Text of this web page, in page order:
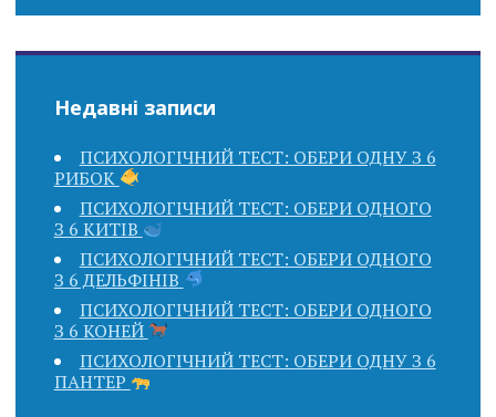
Недавні записи
ПСИХОЛОГІЧНИЙ ТЕСТ: ОБЕРИ ОДНУ З 6
РИБОК
ПСИХОЛОГІЧНИЙ ТЕСТ: ОБЕРИ ОДНОГО
З 6 КИТІВ
ПСИХОЛОГІЧНИЙ ТЕСТ: ОБЕРИ ОДНОГО
З 6 ДЕЛЬФІНІВ
ПСИХОЛОГІЧНИЙ ТЕСТ: ОБЕРИ ОДНОГО
З 6 КОНЕЙ
ПСИХОЛОГІЧНИЙ ТЕСТ: ОБЕРИ ОДНУ З 6
ПАНТЕР